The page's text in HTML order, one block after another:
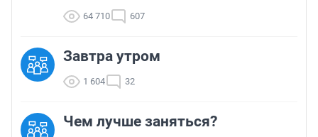
64 710 607
Завтра утром
1 604 32
Чем лучше заняться?